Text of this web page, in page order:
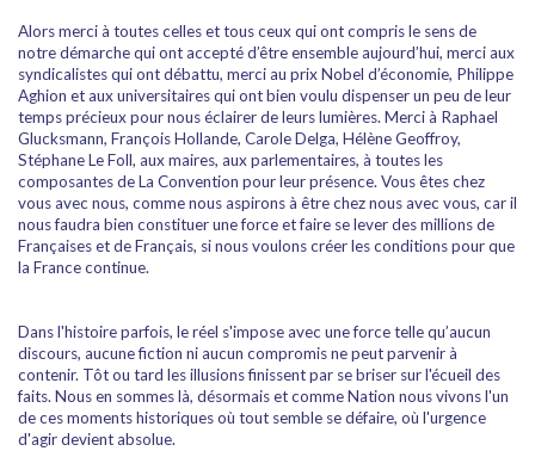
Alors merci à toutes celles et tous ceux qui ont compris le sens de
notre démarche qui ont accepté d’être ensemble aujourd’hui, merci aux
syndicalistes qui ont débattu, merci au prix Nobel d’économie, Philippe
Aghion et aux universitaires qui ont bien voulu dispenser un peu de leur
temps précieux pour nous éclairer de leurs lumières. Merci à Raphael
Glucksmann, François Hollande, Carole Delga, Hélène Geoffroy,
Stéphane Le Foll, aux maires, aux parlementaires, à toutes les
composantes de La Convention pour leur présence. Vous êtes chez
vous avec nous, comme nous aspirons à être chez nous avec vous, car il
nous faudra bien constituer une force et faire se lever des millions de
Françaises et de Français, si nous voulons créer les conditions pour que
la France continue.
Dans l'histoire parfois, le réel s'impose avec une force telle qu’aucun
discours, aucune fiction ni aucun compromis ne peut parvenir à
contenir. Tôt ou tard les illusions finissent par se briser sur l'écueil des
faits. Nous en sommes là, désormais et comme Nation nous vivons l'un
de ces moments historiques où tout semble se défaire, où l'urgence
d'agir devient absolue.